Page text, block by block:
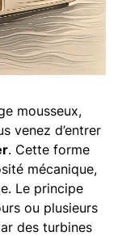
mousseux,
venez d’entrer
. Cette forme
mécanique,
Le principe
ou plusieurs
des turbines